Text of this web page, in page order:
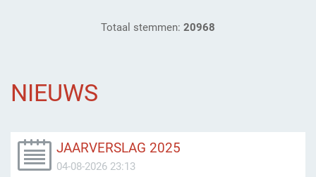
Totaal stemmen: 20968
NIEUWS
JAARVERSLAG 2025
04-08-2026 23:13